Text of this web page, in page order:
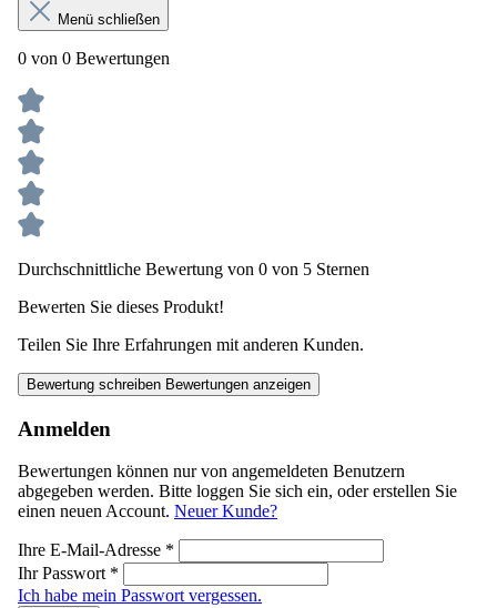
Menü schließen
0 von 0 Bewertungen
Durchschnittliche Bewertung von 0 von 5 Sternen
Bewerten Sie dieses Produkt!
Teilen Sie Ihre Erfahrungen mit anderen Kunden.
Bewertung schreiben Bewertungen anzeigen
Anmelden
Bewertungen können nur von angemeldeten Benutzern
abgegeben werden. Bitte loggen Sie sich ein, oder erstellen Sie
einen neuen Account. Neuer Kunde?
Ihre E-Mail-Adresse *
Ihr Passwort *
Ich habe mein Passwort vergessen.